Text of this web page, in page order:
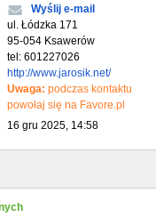
Wyślij e-mail
ul. Łódzka 171
95-054 Ksawerów
tel: 601227026
http://www.jarosik.net/
Uwaga: podczas kontaktu
powołaj się na Favore.pl
16 gru 2025, 14:58